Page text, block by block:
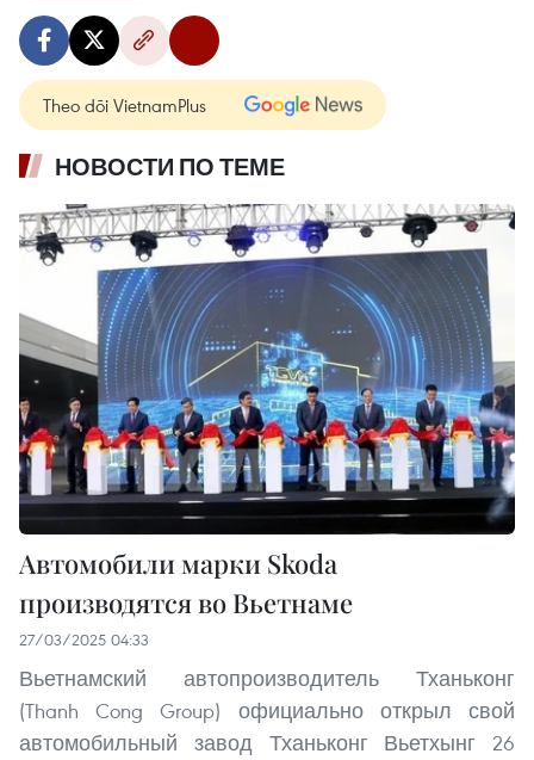
Theo dõi VietnamPlus
НОВОСТИ ПО ТЕМЕ
Автомобили марки Skoda
производятся во Вьетнаме
27/03/2025 04:33
Вьетнамский автопроизводитель Тханьконг
(Thanh Cong Group) официально открыл свой
автомобильный завод Тханьконг Вьетхынг 26